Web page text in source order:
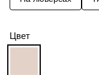
Цвет